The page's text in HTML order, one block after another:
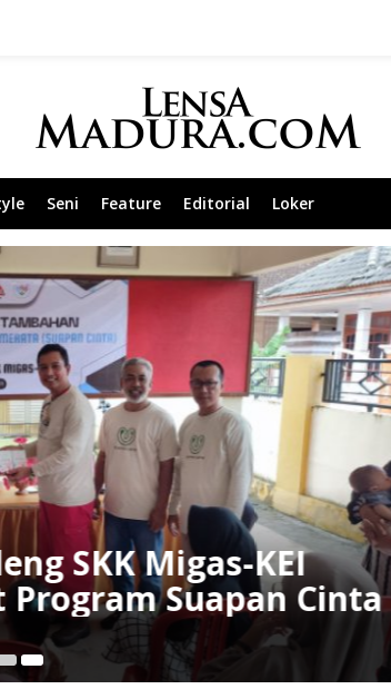
Seni Feature Editorial Loker
SKK Migas-KEI
Suapan Cinta